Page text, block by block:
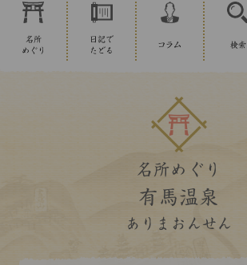
名所
めぐり
日記で
たどる
コラム 検索
名所めぐり
有馬温泉
ありまおんせん
利用案内
アクセス
アクセシビリテイについて
文字サイズ設定
青
languages